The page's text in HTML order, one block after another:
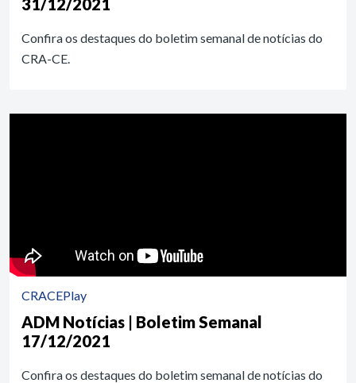
31/12/2021
Confira os destaques do boletim semanal de notícias do
CRA-CE.
CRACEPlay
ADM Notícias | Boletim Semanal
17/12/2021
Confira os destaques do boletim semanal de notícias do